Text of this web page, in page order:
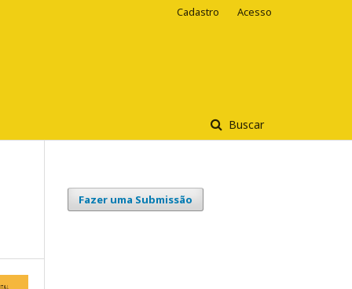
Buscar
Cadastro Acesso
Fazer uma Submissão